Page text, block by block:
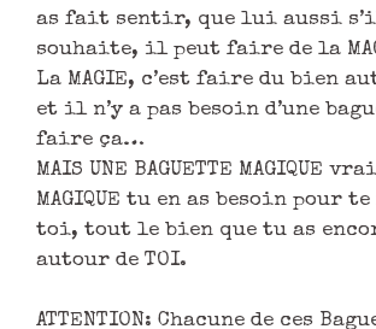
as fait sentir, que lui aussi
souhaite, il peut faire de la
La MAGIE, c’est faire du bien
et il n’y a pas besoin d’une
faire ça…
MAIS UNE BAGUETTE MAGIQUE
MAGIQUE tu en as besoin pour
toi, tout le bien que tu as
autour de TOI.
ATTENTION: Chacune de ces